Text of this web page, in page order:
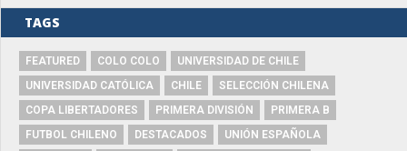
TAGS
FEATURED COLO COLO
UNIVERSIDAD DE CHILE
UNIVERSIDAD CATÓLICA
CHILE
SELECCIÓN CHILENA
COPA LIBERTADORES
PRIMERA DIVISIÓN
PRIMERA B
FUTBOL CHILENO
DESTACADOS
UNIÓN ESPAÑOLA